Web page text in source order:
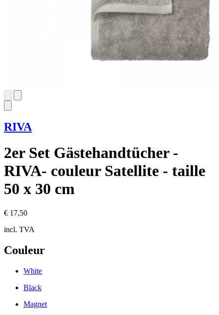
RIVA
2er Set Gästehandtücher -
RIVA- couleur Satellite - taille
50 x 30 cm
€ 17,50
incl. TVA
Couleur
White
Black
Magnet